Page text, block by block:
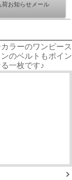
ラーのワンピース
のベルトもポイン
一枚です♪